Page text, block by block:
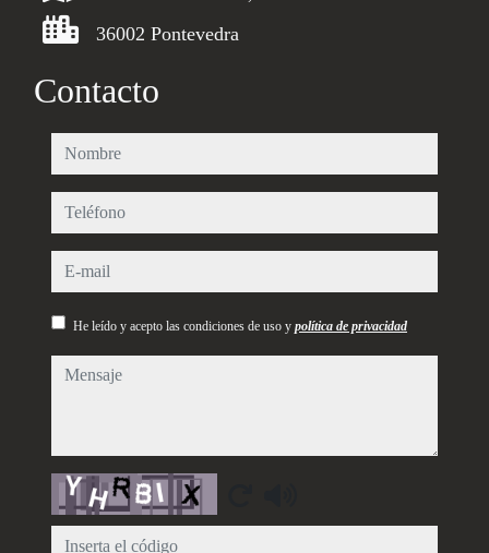
36002 Pontevedra
Contacto
nombre
teléfono
e-mail
He leído y acepto las condiciones de uso y política de privacidad
mensaje
Captcha